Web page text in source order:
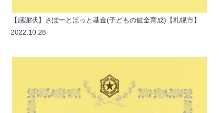
【感謝状】さぽーとほっと基金(子どもの健全育成)【札幌市】
2022.10.28